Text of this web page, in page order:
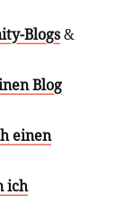
Blogs&
Blog
einen
ich